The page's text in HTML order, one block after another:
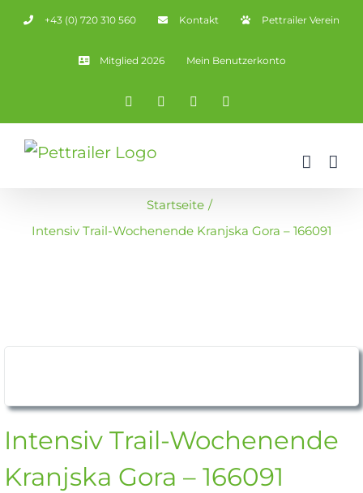
Zum
+43 (0) 720 310 560 Kontakt Pettrailer Verein
Mitglied 2026 Mein Benutzerkonto
Facebook YouTube
Startseite
Intensiv Trail-Wochenende Kranjska Gora – 166091
Intensiv Trail-Wochenende
Kranjska Gora – 166091